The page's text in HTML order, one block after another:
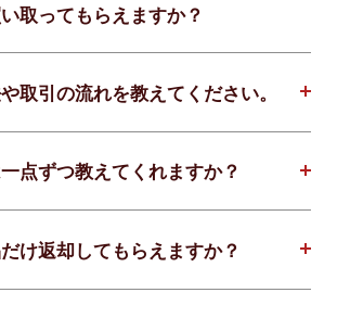
取ってもらえますか？
取引の流れを教えてください。
点ずつ教えてくれますか？
け返却してもらえますか？